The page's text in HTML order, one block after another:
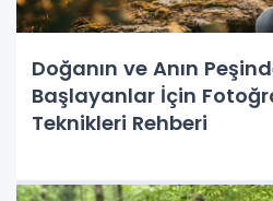
Doğanın ve Anın
Başlayanlar İçin
Teknikleri Rehberi